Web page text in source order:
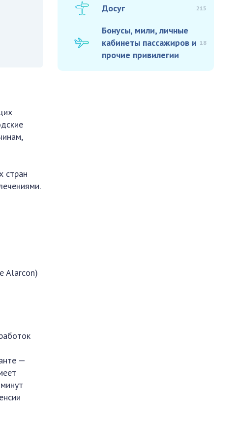
стран
Alarcon)
—
Досуг 215
Бонусы, мили, личные
кабинеты пассажиров и
прочие привилегии
18